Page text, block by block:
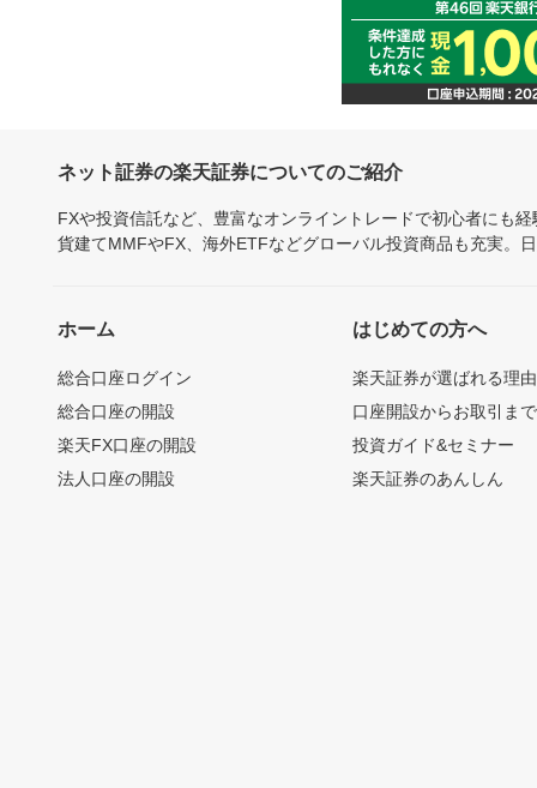
ネット証券の楽天証券についてのご紹介
FXや投資信託など、豊富なオンライントレードで初心者にも
貨建てMMFやFX、海外ETFなどグローバル投資商品も充実。
ホーム
総合口座ログイン
総合口座の開設
楽天FX口座の開設
法人口座の開設
はじめての方へ
楽天証券が選ばれる理由
口座開設からお取引ま
投資ガイド&セミナー
楽天証券のあんしん